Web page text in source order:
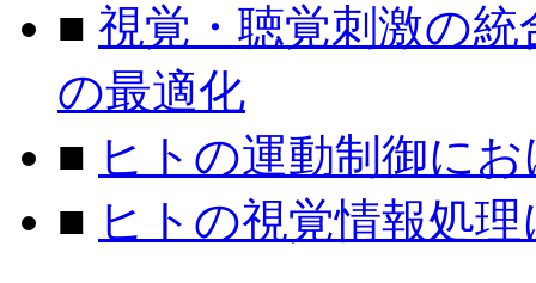
■ 視覚・聴覚刺激の
の最適化
■ ヒトの運動制御に
■ ヒトの視覚情報処